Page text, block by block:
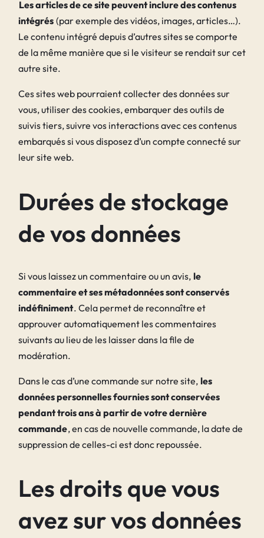
Les articles de ce site peuvent inclure des contenus
intégrés (par exemple des vidéos, images, articles…).
Le contenu intégré depuis d’autres sites se comporte
de la même manière que si le visiteur se rendait sur cet
autre site.
Ces sites web pourraient collecter des données sur
vous, utiliser des cookies, embarquer des outils de
suivis tiers, suivre vos interactions avec ces contenus
embarqués si vous disposez d’un compte connecté sur
leur site web.
Durées de stockage
de vos données
Si vous laissez un commentaire ou un avis, le
commentaire et ses métadonnées sont conservés
indéfiniment. Cela permet de reconnaître et
approuver automatiquement les commentaires
suivants au lieu de les laisser dans la file de
modération.
Dans le cas d’une commande sur notre site, les
données personnelles fournies sont conservées
pendant trois ans à partir de votre dernière
commande, en cas de nouvelle commande, la date de
suppression de celles-ci est donc repoussée.
Les droits que vous
avez sur vos données